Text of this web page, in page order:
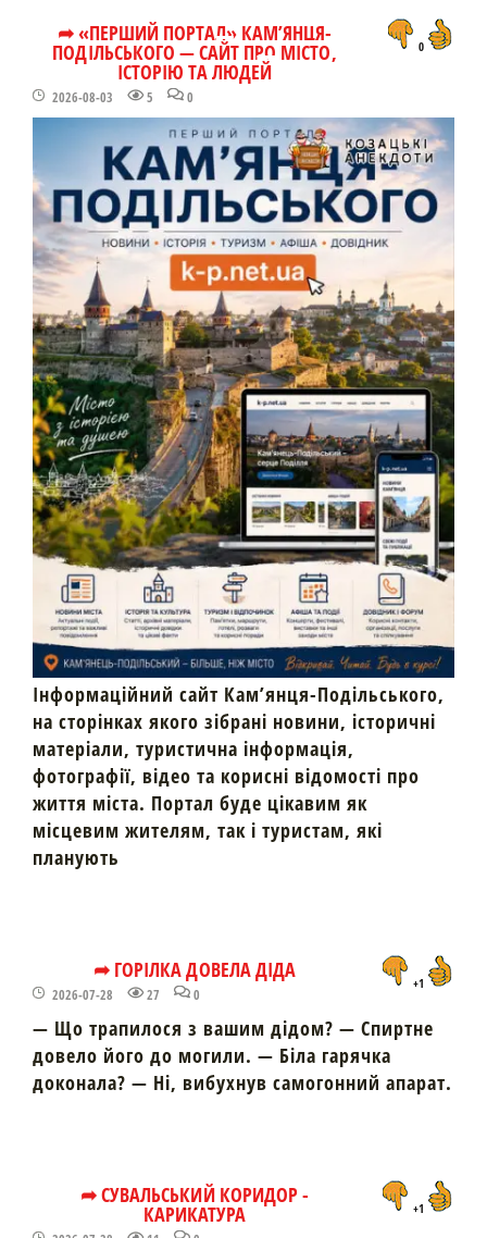
➦ «ПЕРШИЙ ПОРТАЛ» КАМ’ЯНЦЯ-
ПОДІЛЬСЬКОГО — САЙТ ПРО МІСТО,
ІСТОРІЮ ТА ЛЮДЕЙ
2026-08-03 5 0
0
Інформаційний сайт Кам’янця-Подільського,
на сторінках якого зібрані новини, історичні
матеріали, туристична інформація,
фотографії, відео та корисні відомості про
життя міста. Портал буде цікавим як
місцевим жителям, так і туристам, які
планують
➦ ГОРІЛКА ДОВЕЛА ДІДА
2026-07-28 27 0
+1
— Що трапилося з вашим дідом? — Спиртне
довело його до могили. — Біла гарячка
доконала? — Ні, вибухнув самогонний апарат.
➦ СУВАЛЬСЬКИЙ КОРИДОР -
КАРИКАТУРА +1